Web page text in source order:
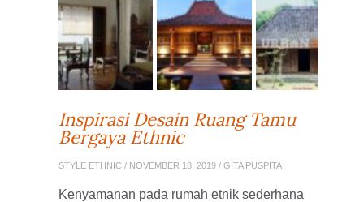
Inspirasi Desain Ruang Tamu
Bergaya Ethnic
STYLE ETHNIC / NOVEMBER 18, 2019 / GITA PUSPITA
Kenyamanan pada rumah etnik sederhana